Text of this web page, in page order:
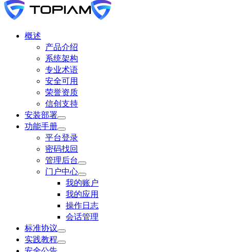
概述
产品介绍
系统架构
专业术语
安全可用
荣誉资质
信创支持
安装部署
功能手册
平台登录
密码找回
管理后台
门户中心
我的账户
我的应用
操作日志
会话管理
标准协议
实践教程